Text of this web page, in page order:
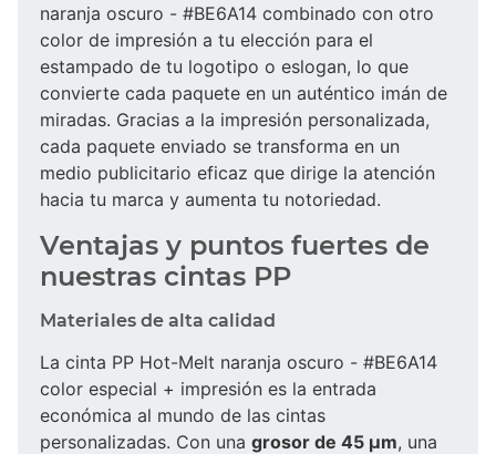
naranja oscuro - #BE6A14 combinado con otro
color de impresión a tu elección para el
estampado de tu logotipo o eslogan, lo que
convierte cada paquete en un auténtico imán de
miradas. Gracias a la impresión personalizada,
cada paquete enviado se transforma en un
medio publicitario eficaz que dirige la atención
hacia tu marca y aumenta tu notoriedad.
Ventajas y puntos fuertes de
nuestras cintas PP
Materiales de alta calidad
La cinta PP Hot-Melt naranja oscuro - #BE6A14
color especial + impresión es la entrada
económica al mundo de las cintas
personalizadas. Con una grosor de 45 µm, una